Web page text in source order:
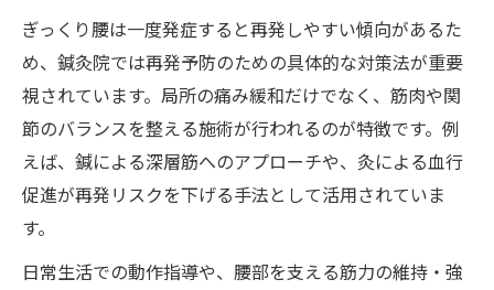
ぎっくり腰は一度発症すると再発しやすい傾向があるた
め、鍼灸院では再発予防のための具体的な対策法が重要
視されています。局所の痛み緩和だけでなく、筋肉や関
節のバランスを整える施術が行われるのが特徴です。例
えば、鍼による深層筋へのアプローチや、灸による血行
促進が再発リスクを下げる手法として活用されていま
す。
日常生活での動作指導や、腰部を支える筋力の維持・強